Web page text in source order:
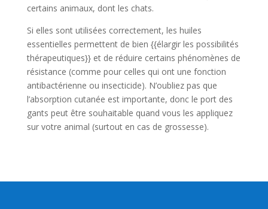
certains animaux, dont les chats.
Si elles sont utilisées correctement, les huiles
essentielles permettent de bien {{élargir les possibilités
thérapeutiques}} et de réduire certains phénomènes de
résistance (comme pour celles qui ont une fonction
antibactérienne ou insecticide). N’oubliez pas que
l’absorption cutanée est importante, donc le port des
gants peut être souhaitable quand vous les appliquez
sur votre animal (surtout en cas de grossesse).